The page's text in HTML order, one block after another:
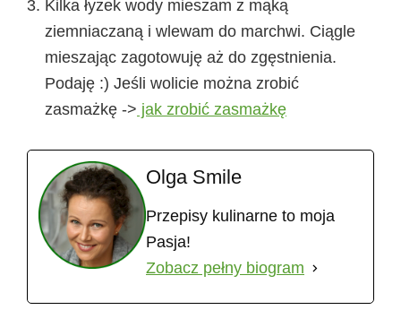
Kilka łyżek wody mieszam z mąką
ziemniaczaną i wlewam do marchwi. Ciągle
mieszając zagotowuję aż do zgęstnienia.
Podaję :) Jeśli wolicie można zrobić
zasmażkę -> jak zrobić zasmażkę
Olga Smile
Przepisy kulinarne to moja
Pasja!
Zobacz pełny biogram